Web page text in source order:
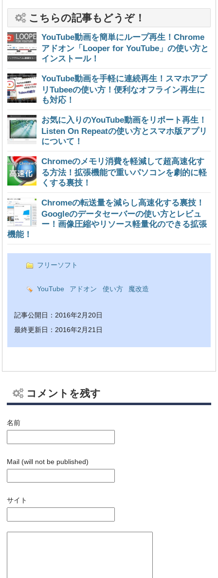
こちらの記事もどうぞ！
YouTube動画を簡単にループ再生！Chrome
アドオン「Looper for YouTube」の使い方と
インストール！
YouTube動画を手軽に連続再生！スマホアプ
リTubeeの使い方！便利なオフライン再生に
も対応！
お気に入りのYouTube動画をリポート再生！
Listen On Repeatの使い方とスマホ版アプリ
について！
Chromeのメモリ消費を軽減して超高速化す
る方法！拡張機能で重いパソコンを劇的に軽
くする裏技！
Chromeの転送量を減らし高速化する裏技！
Googleのデータセーバーの使い方とレビュ
ー！画像圧縮やリソース軽量化のできる拡張
機能！
フリーソフト
YouTube アドオン 使い方 魔改造
記事公開日：2016年2月20日
最終更新日：2016年2月21日
コメントを残す
名前
Mail (will not be published)
サイト